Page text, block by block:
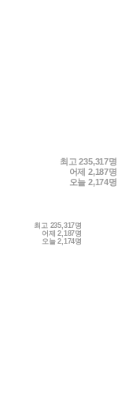
최고235,317명
어제 2,187명
오늘 2,174명
최고 235,317명
어제2,187명
오늘2,174명